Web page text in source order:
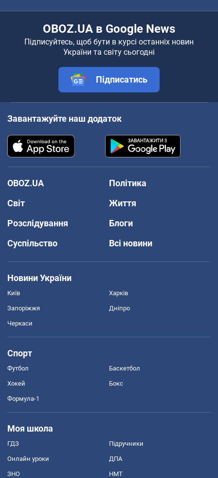
OBOZ.UA в Google News
Підписуйтесь, щоб бути в курсі останніх новин
України та світу сьогодні
Підписатись
Завантажуйте наш додаток
OBOZ.UA
Політика
Світ
Життя
Розслідування
Блоги
Суспільство
Всі новини
Новини України
Київ Харків
Запоріжжя Дніпро
Черкаси
Спорт
Футбол Баскетбол
Хокей Бокс
Формула-1
Моя школа
ГДЗ Підручники
Онлайн уроки ДПА
ЗНО НМТ